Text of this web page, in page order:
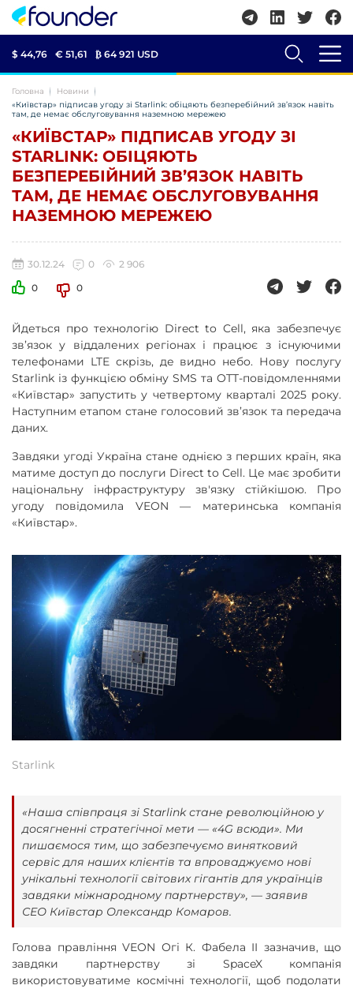
$ 44,76 € 51,61 ₿ 64 921 USD
Головна
Новини
«Київстар» підписав угоду зі Starlink: обіцяють безперебійний зв’язок навіть
там, де немає обслуговування наземною мережею
«КИЇВСТАР» ПІДПИСАВ УГОДУ ЗІ
STARLINK: ОБІЦЯЮТЬ
БЕЗПЕРЕБІЙНИЙ ЗВ’ЯЗОК НАВІТЬ
ТАМ, ДЕ НЕМАЄ ОБСЛУГОВУВАННЯ
НАЗЕМНОЮ МЕРЕЖЕЮ
30.12.24 0
2 906
0
0
Йдеться про технологію Direct to Cell, яка забезпечує
зв’язок у віддалених регіонах і працює з існуючими
телефонами LTE скрізь, де видно небо. Нову послугу
Starlink із функцією обміну SMS та OTT-повідомленнями
«Київстар» запустить у четвертому кварталі 2025 року.
Наступним етапом стане голосовий зв’язок та передача
даних.
Завдяки угоді Україна стане однією з перших країн, яка
матиме доступ до послуги Direct to Cell. Це має зробити
національну інфраструктуру зв'язку стійкішою. Про
угоду повідомила VEON — материнська компанія
«Київстар».
Starlink
«Наша співпраця зі Starlink стане революційною у
досягненні стратегічної мети — «4G всюди». Ми
пишаємося тим, що забезпечуємо винятковий
сервіс для наших клієнтів та впроваджуємо нові
унікальні технології світових гігантів для українців
завдяки міжнародному партнерству», — заявив
СЕО Київстар Олександр Комаров.
Голова правління VEON Огі К. Фабела II зазначив, що
завдяки партнерству зі SpaceX компанія
використовуватиме космічні технології, щоб подолати